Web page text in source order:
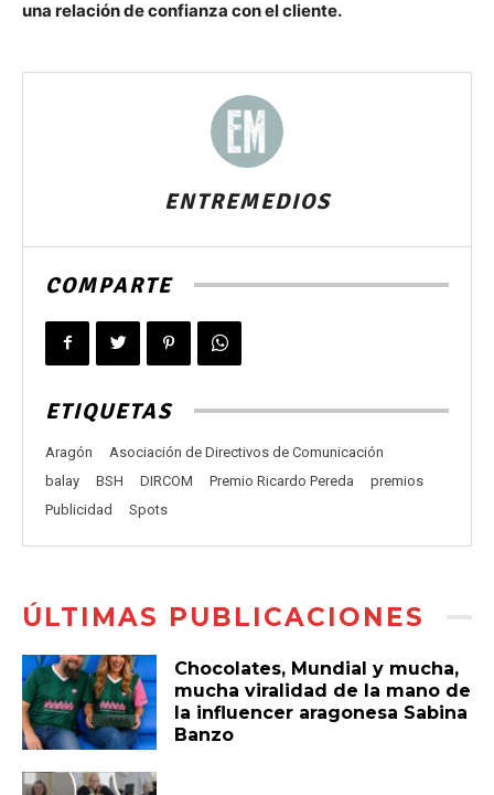
una relación de confianza con el cliente.
ENTREMEDIOS
COMPARTE
ETIQUETAS
Aragón
Asociación de Directivos de Comunicación
balay
BSH DIRCOM Premio Ricardo Pereda
premios
Publicidad
Spots
ÚLTIMAS PUBLICACIONES
Chocolates, Mundial y mucha,
mucha viralidad de la mano de
la influencer aragonesa Sabina
Banzo